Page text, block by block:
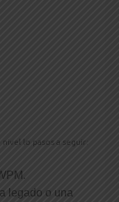
lo pasos a seguir:
legado o una